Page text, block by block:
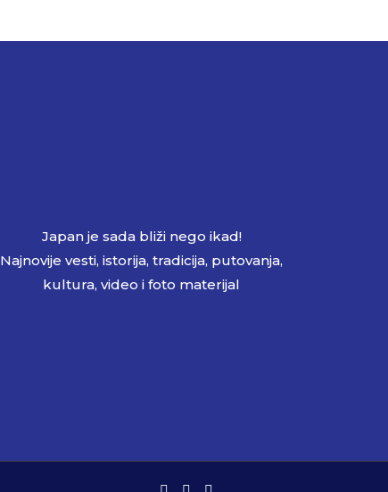
Japan je sada bliži nego ikad!
Najnovije vesti, istorija, tradicija, putovanja,
kultura, video i foto materijal